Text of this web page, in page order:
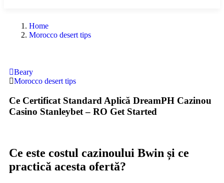
Home
Morocco desert tips
Beary
Morocco desert tips
Ce Certificat Standard Aplică DreamPH Cazinou
Casino Stanleybet – RO Get Started
Ce este costul cazinoului Bwin și ce
practică acesta ofertă?